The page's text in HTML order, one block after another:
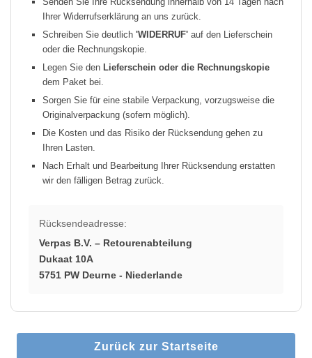
Ihrer Widerrufserklärung an uns zurück.
Schreiben Sie deutlich 'WIDERRUF' auf den Lieferschein
oder die Rechnungskopie.
Legen Sie den Lieferschein oder die Rechnungskopie
dem Paket bei.
Sorgen Sie für eine stabile Verpackung, vorzugsweise die
Originalverpackung (sofern möglich).
Die Kosten und das Risiko der Rücksendung gehen zu
Ihren Lasten.
Nach Erhalt und Bearbeitung Ihrer Rücksendung erstatten
wir den fälligen Betrag zurück.
Rücksendeadresse:
Verpas B.V. – Retourenabteilung
Dukaat 10A
5751 PW Deurne - Niederlande
Zurück zur Startseite